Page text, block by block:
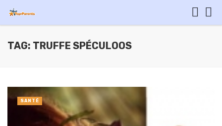
TAG: TRUFFE SPÉCULOOS
SANTÉ